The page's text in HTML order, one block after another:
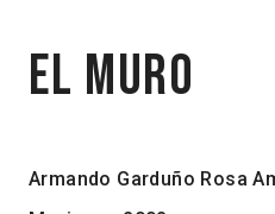
El muro
Armando Garduño Rosa